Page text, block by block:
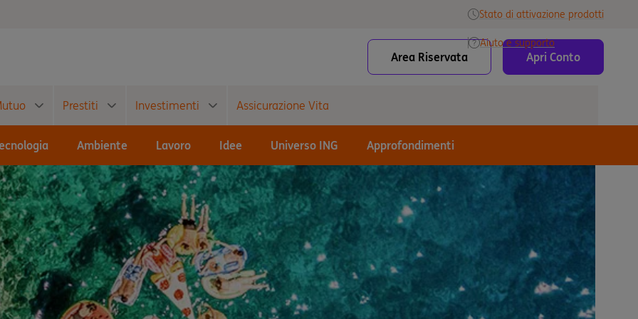
Stato di attivazione prodotti
Aiuto e supporto
Area Riservata Apri Conto
Prestiti Investimenti Assicurazione Vita
Ambiente Lavoro Idee Universo ING Approfondimenti